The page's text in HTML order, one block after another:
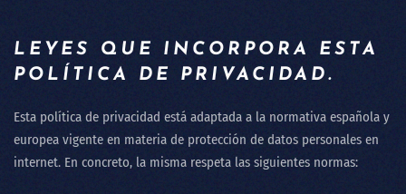
LEYES QUE INCORPORA ESTA
POLÍTICA DE PRIVACIDAD.
Esta política de privacidad está adaptada a la normativa española y
europea vigente en materia de protección de datos personales en
internet. En concreto, la misma respeta las siguientes normas: